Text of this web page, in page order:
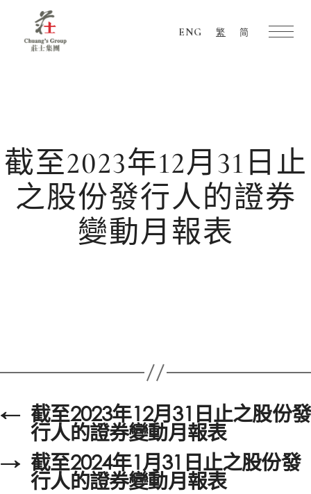
ENG 繁 简
截至2023年12月31日止
之股份發行人的證券
變動月報表
← 截至2023年12月31日止之股份發
行人的證券變動月報表
→ 截至2024年1月31日止之股份發
行人的證券變動月報表